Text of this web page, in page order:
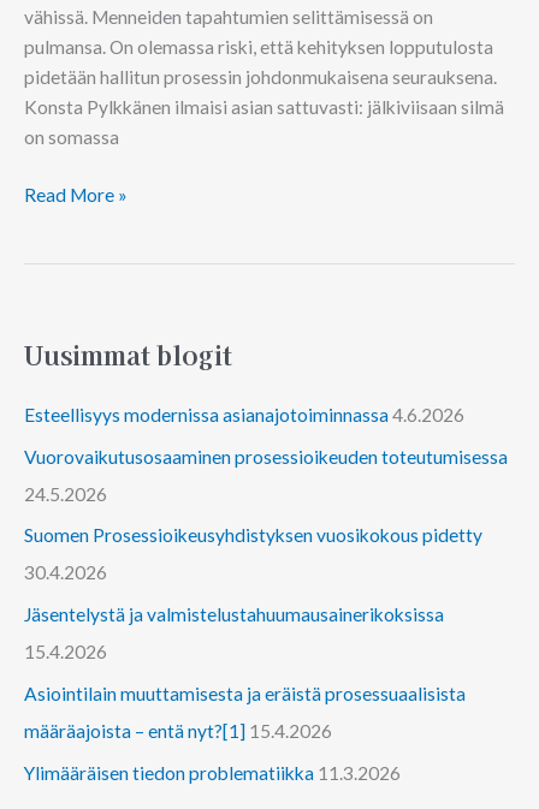
vähissä. Menneiden tapahtumien selittämisessä on
pulmansa. On olemassa riski, että kehityksen lopputulosta
pidetään hallitun prosessin johdonmukaisena seurauksena.
Konsta Pylkkänen ilmaisi asian sattuvasti: jälkiviisaan silmä
on somassa
Read More »
Uusimmat blogit
Esteellisyys modernissa asianajotoiminnassa4.6.2026
Vuorovaikutusosaaminen prosessioikeuden toteutumisessa
24.5.2026
Suomen Prosessioikeusyhdistyksen vuosikokous pidetty
30.4.2026
Jäsentelystä ja valmistelustahuumausainerikoksissa
15.4.2026
Asiointilain muuttamisesta ja eräistä prosessuaalisista
määräajoista – entä nyt?[1] 15.4.2026
Ylimääräisen tiedon problematiikka 11.3.2026